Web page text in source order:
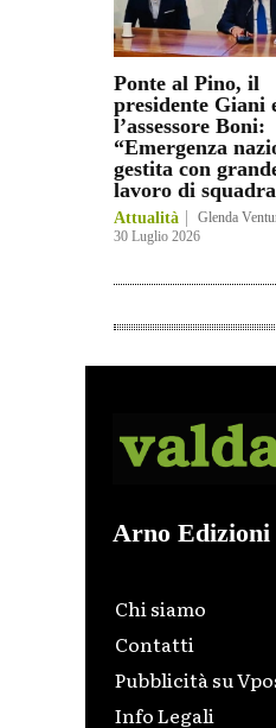
Ponte al Pino, il
presidente Giani
l’assessore Boni:
“Emergenza
gestita con
lavoro di
Attualità Glenda
30 Luglio 2026
Arno Edizioni
Chi siamo
Contatti
Pubblicità su
Info Legali